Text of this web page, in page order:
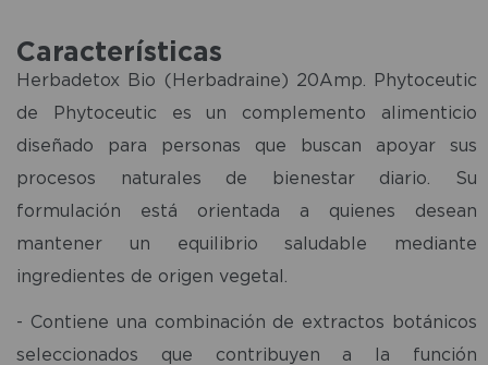
Características
Herbadetox Bio (Herbadraine) 20Amp. Phytoceutic
de Phytoceutic es un complemento alimenticio
diseñado para personas que buscan apoyar sus
procesos naturales de bienestar diario. Su
formulación está orientada a quienes desean
mantener un equilibrio saludable mediante
ingredientes de origen vegetal.
- Contiene una combinación de extractos botánicos
seleccionados que contribuyen a la función